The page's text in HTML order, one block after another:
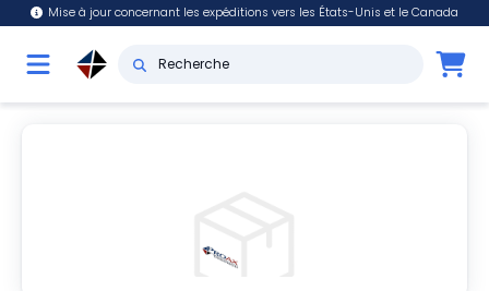
Mise à jour concernant les expéditions vers les États-Unis et le Canada